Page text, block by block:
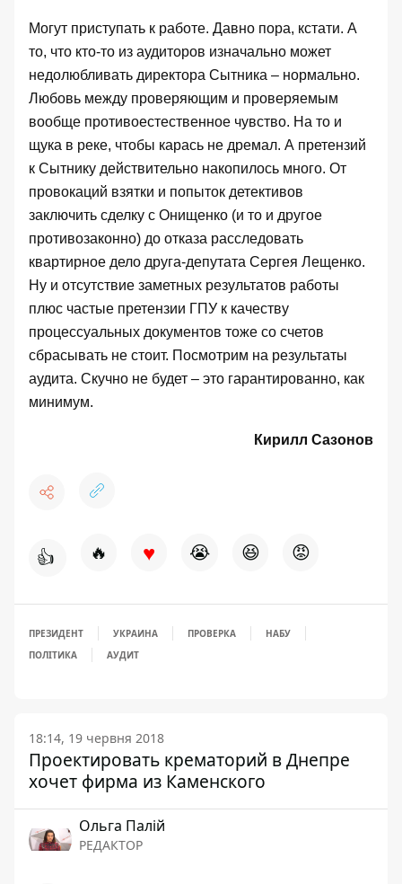
Могут приступать к работе. Давно пора, кстати. А
то, что кто-то из аудиторов изначально может
недолюбливать директора Сытника – нормально.
Любовь между проверяющим и проверяемым
вообще противоестественное чувство. На то и
щука в реке, чтобы карась не дремал. А претензий
к Сытнику действительно накопилось много. От
провокаций взятки и попыток детективов
заключить сделку с Онищенко (и то и другое
противозаконно) до отказа расследовать
квартирное дело друга-депутата Сергея Лещенко.
Ну и отсутствие заметных результатов работы
плюс частые претензии ГПУ к качеству
процессуальных документов тоже со счетов
сбрасывать не стоит. Посмотрим на результаты
аудита. Скучно не будет – это гарантированно, как
минимум.
Кирилл Сазонов
👍 🔥 ♥ 😭 😆 😡
ПРЕЗИДЕНТ УКРАИНА ПРОВЕРКА
НАБУ
ПОЛІТИКА
АУДИТ
18:14, 19 червня 2018
Проектировать крематорий в Днепре
хочет фирма из Каменского
Ольга Палій
РЕДАКТОР